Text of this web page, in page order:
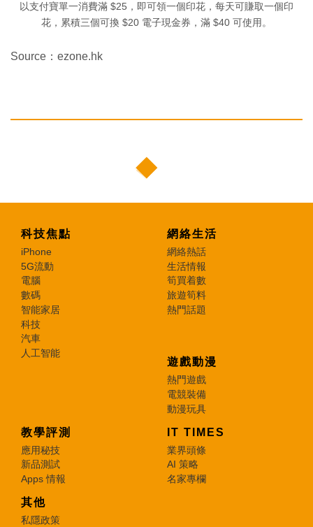
以支付寶單一消費滿 $25，即可領一個印花，每天可賺取一個印
花，累積三個可換 $20 電子現金券，滿 $40 可使用。
Source：ezone.hk
科技焦點
iPhone
5G流動
電腦
數碼
智能家居
科技
汽車
人工智能
網絡生活
網絡熱話
生活情報
筍買着數
旅遊筍料
熱門話題
遊戲動漫
熱門遊戲
電競裝備
動漫玩具
教學評測
應用秘技
新品測試
Apps 情報
IT TIMES
業界頭條
AI 策略
名家專欄
其他
私隱政策